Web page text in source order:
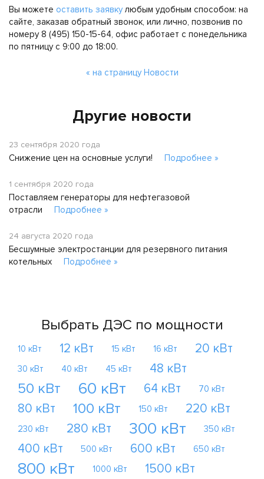
Вы можете оставить заявку любым удобным способом: на
сайте, заказав обратный звонок, или лично, позвонив по
номеру 8 (495) 150-15-64, офис работает с понедельника
по пятницу с 9:00 до 18:00.
« на страницу Новости
Другие новости
23 сентября 2020 года
Снижение цен на основные услуги! Подробнее »
1 сентября 2020 года
Поставляем генераторы для нефтегазовой
отрасли
Подробнее »
24 августа 2020 года
Бесшумные электростанции для резервного питания
котельных
Подробнее »
Выбрать ДЭС по мощности
10 кВт 12 кВт 15 кВт 16 кВт 20 кВт
30 кВт 40 кВт 45 кВт 48 кВт
50 кВт 60 кВт 64 кВт 70 кВт
80 кВт 100 кВт 150 кВт 220 кВт
230 кВт 280 кВт 300 кВт 350 кВт
400 кВт 500 кВт 600 кВт 650 кВт
800 кВт 1000 кВт 1500 кВт